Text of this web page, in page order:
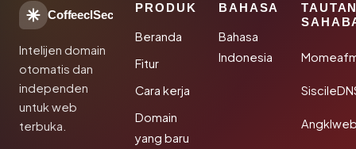
CoffeeclSec
Intelijen domain
otomatis dan
independen
untuk web
terbuka.
PRODUK
Beranda
Fitur
Cara kerja
Domain
yang baru
BAHASA
Bahasa
Indonesia